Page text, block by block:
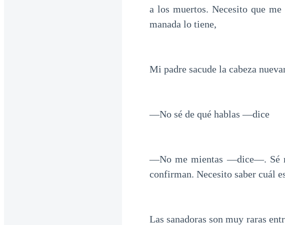
a los muertos. Necesito que
manada lo tiene,
Mi padre sacude la cabeza
—No sé de qué hablas —dice
—No me mientas —dice—. Sé
confirman. Necesito saber cuál
Las sanadoras son muy raras